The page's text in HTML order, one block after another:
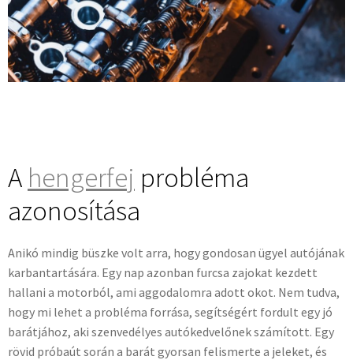
A hengerfej probléma
azonosítása
Anikó mindig büszke volt arra, hogy gondosan ügyel autójának
karbantartására. Egy nap azonban furcsa zajokat kezdett
hallani a motorból, ami aggodalomra adott okot. Nem tudva,
hogy mi lehet a probléma forrása, segítségért fordult egy jó
barátjához, aki szenvedélyes autókedvelőnek számított. Egy
rövid próbaút során a barát gyorsan felismerte a jeleket, és